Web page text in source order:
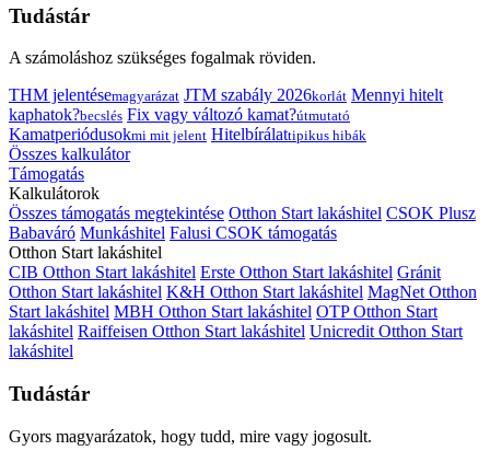
Tudástár
A számoláshoz szükséges fogalmak röviden.
THM jelentésemagyarázat JTM szabály 2026korlát Mennyi hitelt
kaphatok?becslés Fix vagy változó kamat?útmutató
Kamatperiódusokmi mit jelent Hitelbírálattipikus hibák
Összes kalkulátor
Támogatás
Kalkulátorok
Összes támogatás megtekintése Otthon Start lakáshitel CSOK Plusz
Babaváró Munkáshitel Falusi CSOK támogatás
Otthon Start lakáshitel
CIB Otthon Start lakáshitel Erste Otthon Start lakáshitel Gránit
Otthon Start lakáshitel K&H Otthon Start lakáshitel MagNet Otthon
Start lakáshitel MBH Otthon Start lakáshitel OTP Otthon Start
lakáshitel Raiffeisen Otthon Start lakáshitel Unicredit Otthon Start
lakáshitel
Tudástár
Gyors magyarázatok, hogy tudd, mire vagy jogosult.